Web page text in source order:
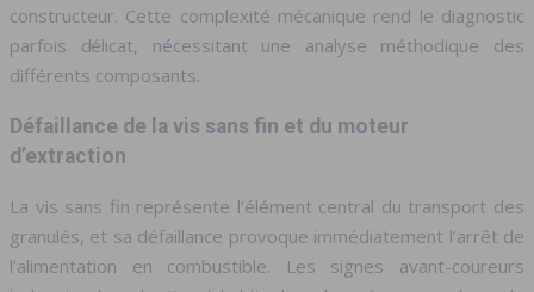
constructeur. Cette complexité mécanique rend le diagnostic
parfois délicat, nécessitant une analyse méthodique des
différents composants.
Défaillance de la vis sans fin et du moteur
d’extraction
La vis sans fin représente l’élément central du transport des
granulés, et sa défaillance provoque immédiatement l’arrêt de
l’alimentation en combustible. Les signes avant-coureurs